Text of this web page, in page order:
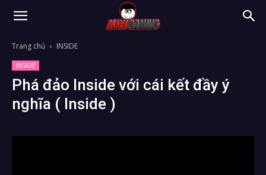
Trang chủ INSIDE
INSIDE
Phá đảo Inside với cái kết đầy ý
nghĩa ( Inside )